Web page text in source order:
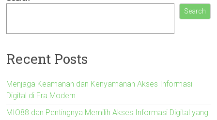
Search
Recent Posts
Menjaga Keamanan dan Kenyamanan Akses Informasi
Digital di Era Modern
MIO88 dan Pentingnya Memilih Akses Informasi Digital yang